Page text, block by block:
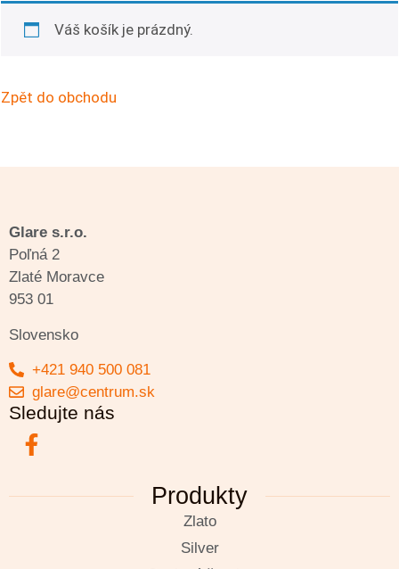
Váš košík je prázdný.
Zpět do obchodu
Glare s.r.o.
Poľná 2
Zlaté Moravce
953 01
Slovensko
+421 940 500 081
glare@centrum.sk
Sledujte nás
Produkty
Zlato
Silver